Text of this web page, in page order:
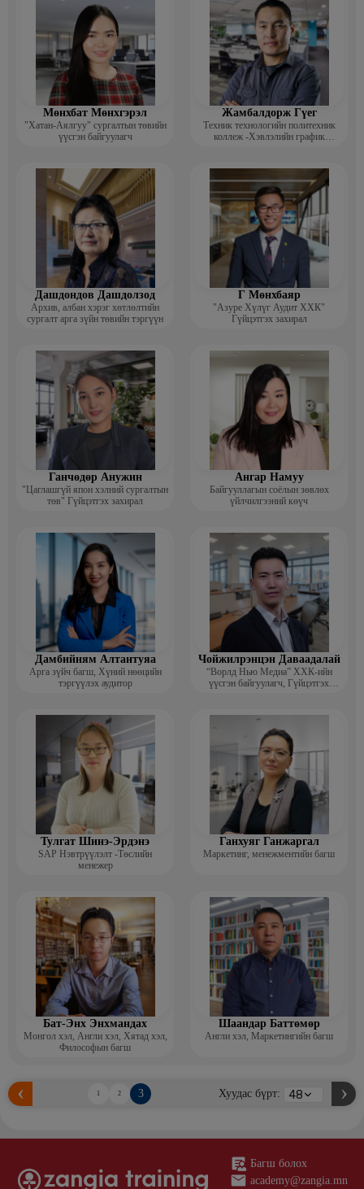
Мөнхбат Мөнхгэрэл
"Хатан-Аялгуу" сургалтын төвийн
үүсгэн байгуулагч
Жамбалдорж Гүег
Техник технологийн политехник
коллеж -Хэвлэлийн график
Дашдондов Дашдолзод
Архив, албан хэрэг хөтлөлтийн
сургалт арга зүйн төвийн тэргүүн
Г Мөнхбаяр
"Азуре Хүлүг Аудит ХХК"
Гүйцэтгэх захирал
Ганчөдөр Анужин
"Цаглашгүй япон хэлний сургалтын
төв" Гүйцэтгэх захирал
Ангар Намуу
Байгууллагын соёлын зөвлөх
үйлчилгээний көүч
Дамбийням Алтантуяа
Арга зүйч багш, Хүний нөөцийн
тэргүүлэх аудитор
Чойжилрэнцэн Даваадалай
“Ворлд Нью Медиа” ХХК-ийн
үүсгэн байгуулагч, Гүйцэтгэх
Тулгат Шинэ-Эрдэнэ
SAP Нэвтрүүлэлт -Төслийн
менежер
Ганхуяг Ганжаргал
Маркетинг, менежментийн багш
Бат-Энх Энхмандах
Монгол хэл, Англи хэл, Хятад хэл,
Философын багш
Шаандар Баттөмөр
Англи хэл, Маркетингийн багш
1 2 3 Хуудас бүрт:
Багш болох
academy@zangia.mn